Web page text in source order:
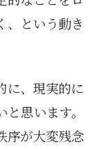
、という動き
に、現実的に
思います。
序が大変残念